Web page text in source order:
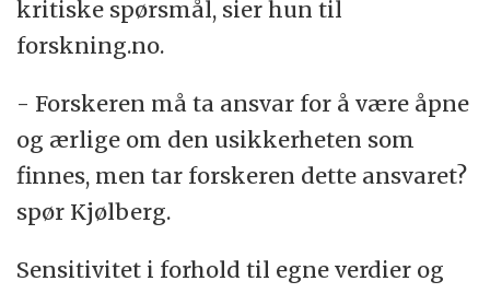
kritiske spørsmål, sier hun til
forskning.no.
- Forskeren må ta ansvar for å være åpne
og ærlige om den usikkerheten som
finnes, men tar forskeren dette ansvaret?
spør Kjølberg.
Sensitivitet i forhold til egne verdier og